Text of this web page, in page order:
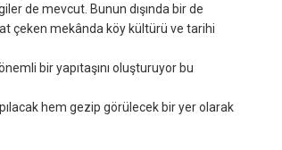
de mevcut. Bunun dışında bir de
çeken mekânda köy kültürü ve tarihi
bir yapıtaşını oluşturuyor bu
hem gezip görülecek bir yer olarak